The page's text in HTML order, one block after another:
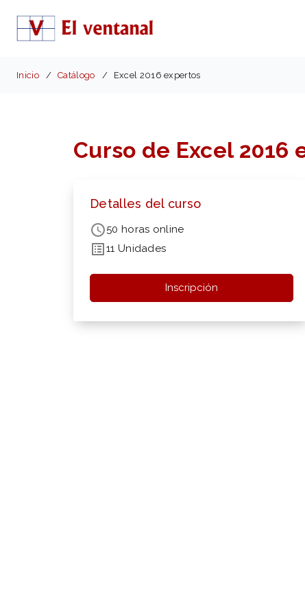
Inicio Catálogo Excel 2016 expertos
Curso de Excel 2016
Detalles del curso
50 horas online
11 Unidades
Inscripción